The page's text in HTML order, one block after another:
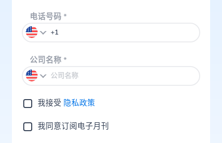
电话号码 *
公司名称*
我接受 隐私政策
我同意订阅电子月刊